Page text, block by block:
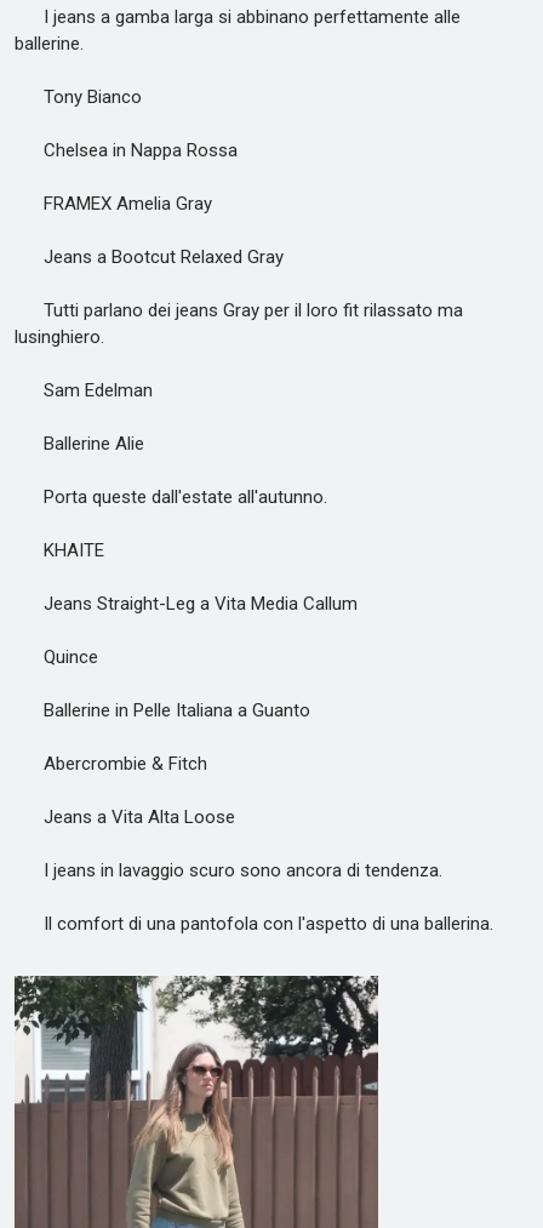
I jeans a gamba larga si abbinano perfettamente alle
ballerine.
Tony Bianco
Chelsea in Nappa Rossa
FRAMEX Amelia Gray
Jeans a Bootcut Relaxed Gray
Tutti parlano dei jeans Gray per il loro fit rilassato ma
lusinghiero.
Sam Edelman
Ballerine Alie
Porta queste dall'estate all'autunno.
KHAITE
Jeans Straight-Leg a Vita Media Callum
Quince
Ballerine in Pelle Italiana a Guanto
Abercrombie & Fitch
Jeans a Vita Alta Loose
I jeans in lavaggio scuro sono ancora di tendenza.
Il comfort di una pantofola con l'aspetto di una ballerina.